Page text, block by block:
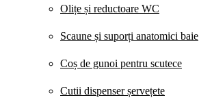
Olițe și reductoare WC
Scaune și suporți anatomici baie
Coș de gunoi pentru scutece
Cutii dispenser șervețete